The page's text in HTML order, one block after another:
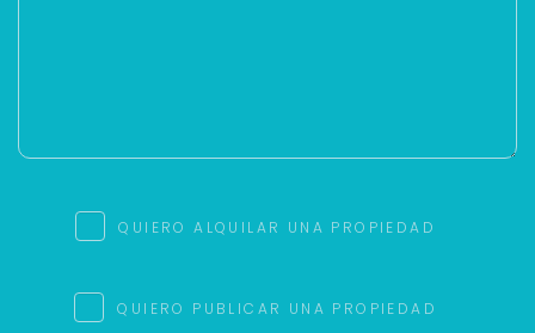
QUIERO ALQUILAR UNA PROPIEDAD
QUIERO PUBLICAR UNA PROPIEDAD